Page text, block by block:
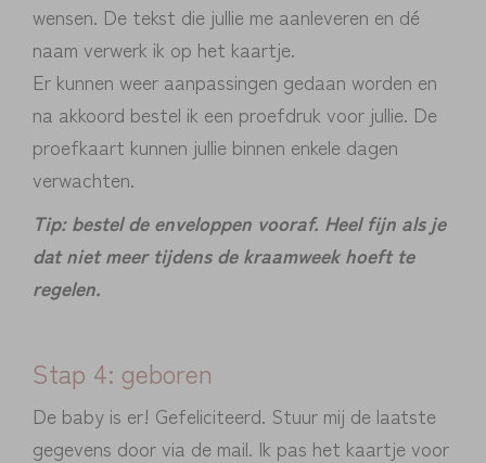
wensen. De tekst die jullie me aanleveren en dé
naam verwerk ik op het kaartje.
Er kunnen weer aanpassingen gedaan worden en
na akkoord bestel ik een proefdruk voor jullie. De
proefkaart kunnen jullie binnen enkele dagen
verwachten.
Tip: bestel de enveloppen vooraf. Heel fijn als je
dat niet meer tijdens de kraamweek hoeft te
regelen.
Stap 4: geboren
De baby is er! Gefeliciteerd. Stuur mij de laatste
gegevens door via de mail. Ik pas het kaartje voor